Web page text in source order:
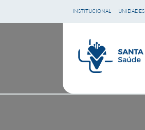
para
INSTITUCIONAL UNIDADES